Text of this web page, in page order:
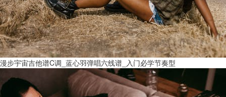
漫步宇宙吉他谱C调_蓝心羽弹唱六线谱_入门必学节奏型